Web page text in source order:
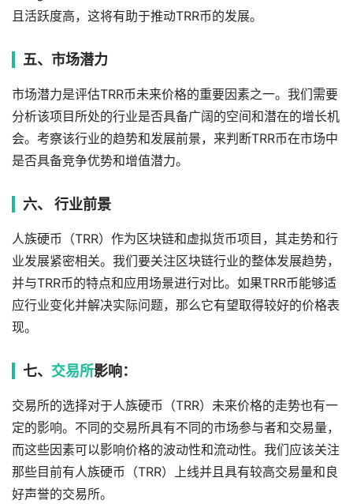
且活跃度高，这将有助于推动TRR币的发展。
五、市场潜力
市场潜力是评估TRR币未来价格的重要因素之一。我们需要
分析该项目所处的行业是否具备广阔的空间和潜在的增长机
会。考察该行业的趋势和发展前景，来判断TRR币在市场中
是否具备竞争优势和增值潜力。
六、 行业前景
人族硬币（TRR）作为区块链和虚拟货币项目，其走势和行
业发展紧密相关。我们要关注区块链行业的整体发展趋势，
并与TRR币的特点和应用场景进行对比。如果TRR币能够适
应行业变化并解决实际问题，那么它有望取得较好的价格表
现。
七、 交易所影响：
交易所的选择对于人族硬币（TRR）未来价格的走势也有一
定的影响。不同的交易所具有不同的市场参与者和交易量，
而这些因素可以影响价格的波动性和流动性。我们应该关注
那些目前有人族硬币（TRR）上线并且具有较高交易量和良
好声誉的交易所。